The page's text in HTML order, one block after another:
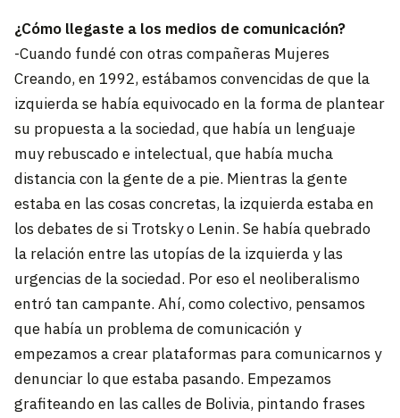
¿Cómo llegaste a los medios de comunicación?
-Cuando fundé con otras compañeras Mujeres
Creando, en 1992, estábamos convencidas de que la
izquierda se había equivocado en la forma de plantear
su propuesta a la sociedad, que había un lenguaje
muy rebuscado e intelectual, que había mucha
distancia con la gente de a pie. Mientras la gente
estaba en las cosas concretas, la izquierda estaba en
los debates de si Trotsky o Lenin. Se había quebrado
la relación entre las utopías de la izquierda y las
urgencias de la sociedad. Por eso el neoliberalismo
entró tan campante. Ahí, como colectivo, pensamos
que había un problema de comunicación y
empezamos a crear plataformas para comunicarnos y
denunciar lo que estaba pasando. Empezamos
grafiteando en las calles de Bolivia, pintando frases